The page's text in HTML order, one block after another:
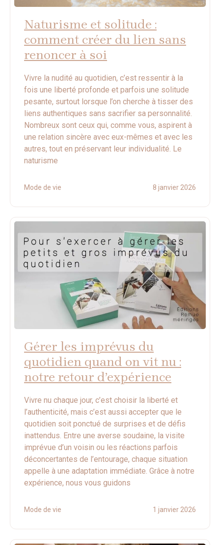
Naturisme et solitude :
comment créer du lien sans
renoncer à soi
Vivre la nudité au quotidien, c’est ressentir à la
fois une liberté profonde et parfois une solitude
pesante, surtout lorsque l’on cherche à tisser des
liens authentiques sans sacrifier sa personnalité.
Nombreux sont ceux qui, comme vous, aspirent à
une relation sincère avec eux-mêmes et avec les
autres, tout en préservant leur individualité. Le
naturisme
Mode de vie 8 janvier 2026
Gérer les imprévus du
quotidien quand on vit nu :
notre retour d’expérience
Vivre nu chaque jour, c’est choisir la liberté et
l’authenticité, mais c’est aussi accepter que le
quotidien soit ponctué de surprises et de défis
inattendus. Entre une averse soudaine, la visite
imprévue d’un voisin ou les réactions parfois
déconcertantes de l’entourage, chaque situation
appelle à une adaptation immédiate. Grâce à notre
expérience, nous vous guidons
Mode de vie 1 janvier 2026